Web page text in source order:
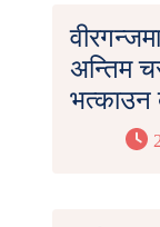
अन्तिम
भत्काउन